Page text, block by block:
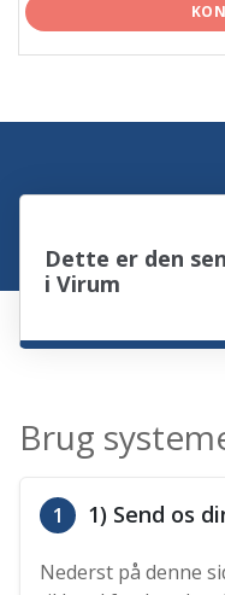
Dette er den
i Virum
Brug
1 1) Send os
Nederst på denne